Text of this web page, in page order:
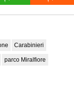
Carabinieri
parco Miralfiore